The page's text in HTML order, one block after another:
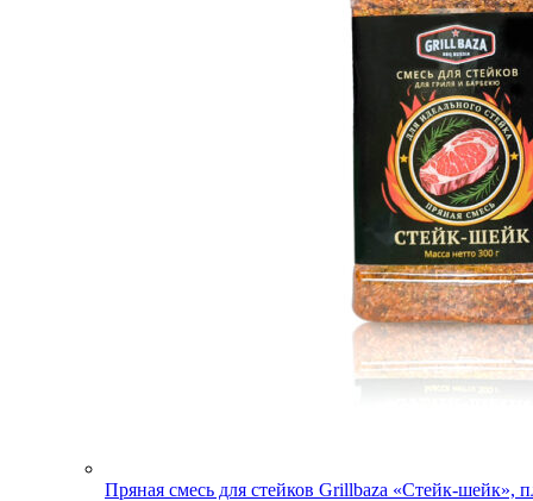
Пряная смесь для стейков Grillbaza «Стейк-шейк»,